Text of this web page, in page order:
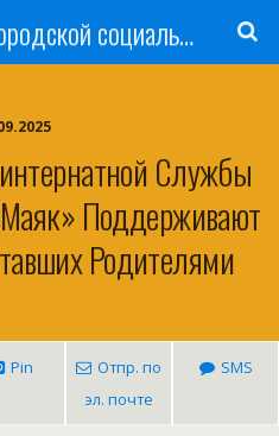
«Серпуховский городской социально-реабилитационный Центр для несовершеннолетних»
Службы
Поддерживают
Родителями
Pin
Отпр. по
эл. почте
SMS